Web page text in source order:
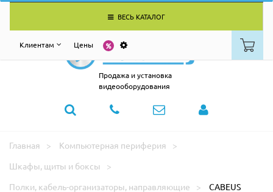
ВЕСЬ КАТАЛОГ
Клиентам Цены
Продажа и установка
видеооборудования
Главная
Компьютерная периферия
Шкафы, щиты и боксы
Полки, кабель-организаторы, направляющие
CABEUS